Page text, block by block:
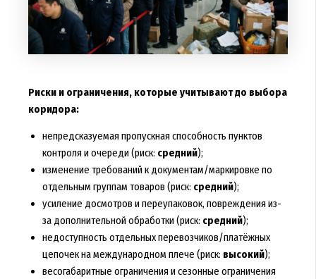
Риски и ограничения, которые учитывают до выбора
коридора:
непредсказуемая пропускная способность пунктов
контроля и очереди (риск: средний);
изменение требований к документам/маркировке по
отдельным группам товаров (риск: средний);
усиление досмотров и переупаковок, повреждения из-
за дополнительной обработки (риск: средний);
недоступность отдельных перевозчиков/платёжных
цепочек на международном плече (риск: высокий);
весогабаритные ограничения и сезонные ограничения